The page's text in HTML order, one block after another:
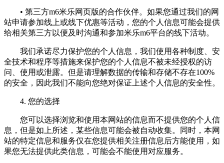
• 第三方m6米乐网页版的合作伙伴。如果您通过我们的网
站申请参加线上或线下优惠等活动，您的个人信息可能会提供
给相关第三方以便及时沟通和参加米乐m6平台的线下活动。
我们承诺尽力保护您的个人信息，我们使用各种制度、安
全技术和程序等措施来保护您的个人信息不被未经授权的访
问、使用或泄露。但是请理解数据的传输和存储不存在100%
的安全，因此我们不能向您绝对保证上述个人信息的安全性。
4. 您的选择
您可以选择浏览和使用本网站的信息而不提供您的个人信
息，但是如上所述，某些信息可能会被自动收集。同时，本网
站的特定信息和服务仅在您提供相关注册信息后方能使用，如
果您无法提供此类信息，可能会不能使用对应服务。